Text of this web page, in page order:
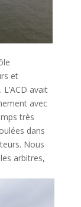
et
avait
avec
très
dans
Nous
arbitres,